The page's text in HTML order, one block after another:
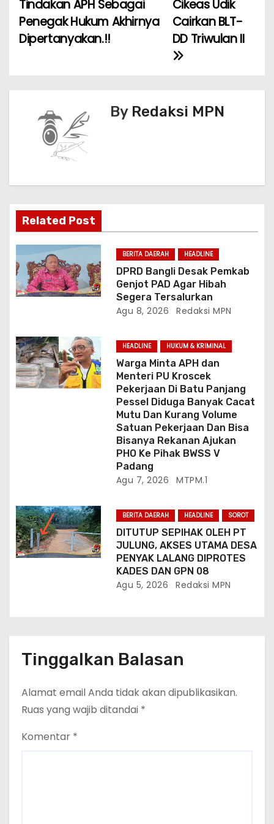
o
k
p
v
i
a
o
s
Cikeas Udik
Cairkan BLT-
DD Triwulan II
Tindakan APH Sebagai
Penegak Hukum Akhirnya
Dipertanyakan.!!
By Redaksi MPN
Related Post
BERITA DAERAH HEADLINE
DPRD Bangli Desak Pemkab
Genjot PAD Agar Hibah
Segera Tersalurkan
Agu 8, 2026 Redaksi MPN
HEADLINE HUKUM & KRIMINAL
Warga Minta APH dan
Menteri PU Kroscek
Pekerjaan Di Batu Panjang
Pessel Diduga Banyak Cacat
Mutu Dan Kurang Volume
Satuan Pekerjaan Dan Bisa
Bisanya Rekanan Ajukan
PHO Ke Pihak BWSS V
Padang
Agu 7, 2026 MTPM.1
BERITA DAERAH HEADLINE SOROT
DITUTUP SEPIHAK OLEH PT
JULUNG, AKSES UTAMA DESA
PENYAK LALANG DIPROTES
KADES DAN GPN 08
Agu 5, 2026 Redaksi MPN
Tinggalkan Balasan
Alamat email Anda tidak akan dipublikasikan.
Ruas yang wajib ditandai *
Komentar *